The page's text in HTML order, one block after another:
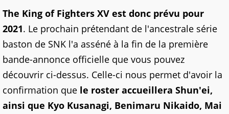
The King of Fighters XV est donc prévu pour
2021. Le prochain prétendant de l'ancestrale série
baston de SNK l'a asséné à la fin de la première
bande-annonce officielle que vous pouvez
découvrir ci-dessus. Celle-ci nous permet d'avoir la
confirmation que le roster accueillera Shun'ei,
ainsi que Kyo Kusanagi, Benimaru Nikaido, Mai